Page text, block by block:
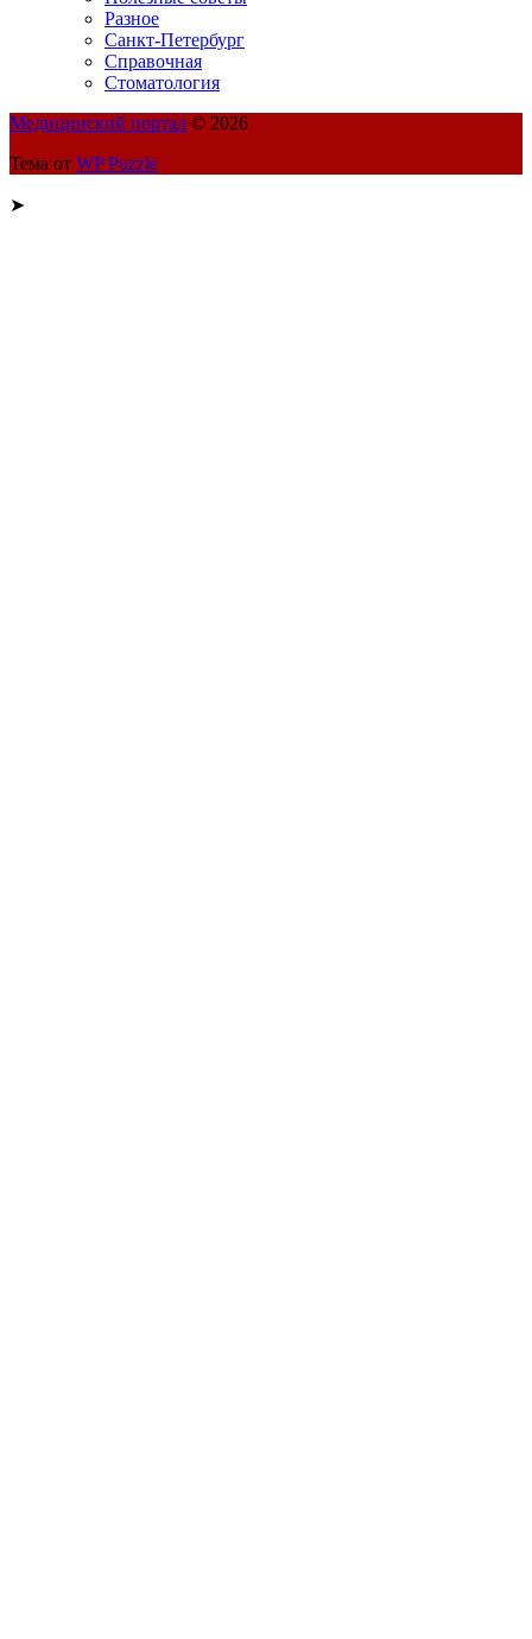
Разное
Санкт-Петербург
Справочная
Стоматология
Медицинский портал © 2026
Тема от WP Puzzle
➤